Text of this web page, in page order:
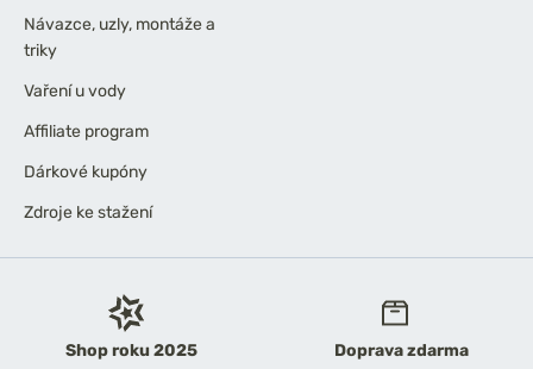
Shop roku 2025
Doprava zdarma
Návazce, uzly, montáže a
triky
Vaření u vody
Affiliate program
Dárkové kupóny
Zdroje ke stažení